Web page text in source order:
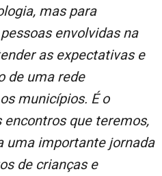
mas para
envolvidas na
as expectativas e
de uma rede
municípios. É o
que teremos,
uma importante jornada
de crianças e